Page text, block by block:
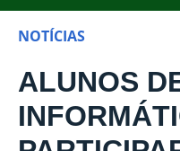
NOTÍCIAS
ALUNOS